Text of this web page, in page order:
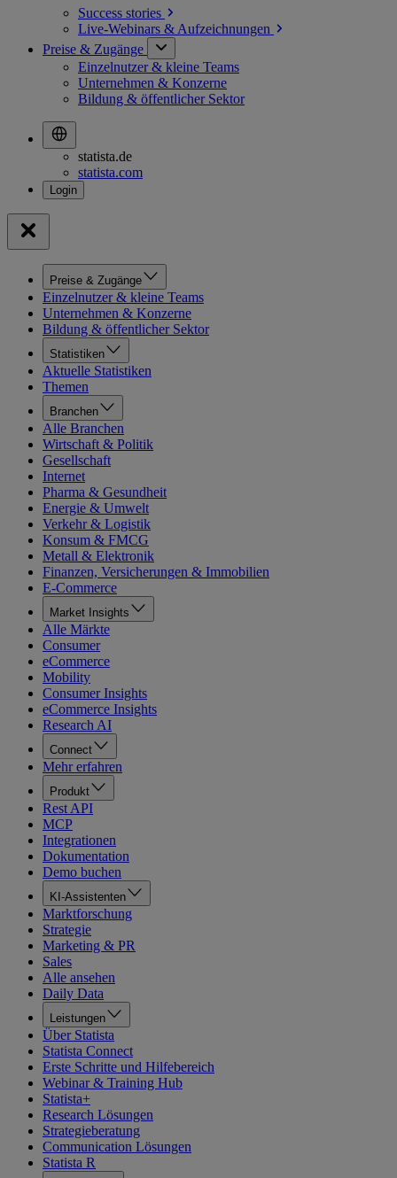
Success stories
Live-Webinars & Aufzeichnungen
Preise & Zugänge
Einzelnutzer & kleine Teams
Unternehmen & Konzerne
Bildung & öffentlicher Sektor
statista.de
statista.com
Preise & Zugänge
Einzelnutzer & kleine Teams
Unternehmen & Konzerne
Bildung & öffentlicher Sektor
Statistiken
Aktuelle Statistiken
Themen
Branchen
Alle Branchen
Wirtschaft & Politik
Gesellschaft
Internet
Pharma & Gesundheit
Energie & Umwelt
Verkehr & Logistik
Konsum & FMCG
Metall & Elektronik
Finanzen, Versicherungen & Immobilien
E-Commerce
Market Insights
Alle Märkte
Consumer
eCommerce
Mobility
Consumer Insights
eCommerce Insights
Research AI
Connect
Mehr erfahren
Produkt
Rest API
MCP
Integrationen
Dokumentation
Demo buchen
KI-Assistenten
Marktforschung
Strategie
Marketing & PR
Sales
Alle ansehen
Daily Data
Leistungen
Über Statista
Statista Connect
Erste Schritte und Hilfebereich
Webinar & Training Hub
Statista+
Research Lösungen
Strategieberatung
Communication Lösungen
Statista R